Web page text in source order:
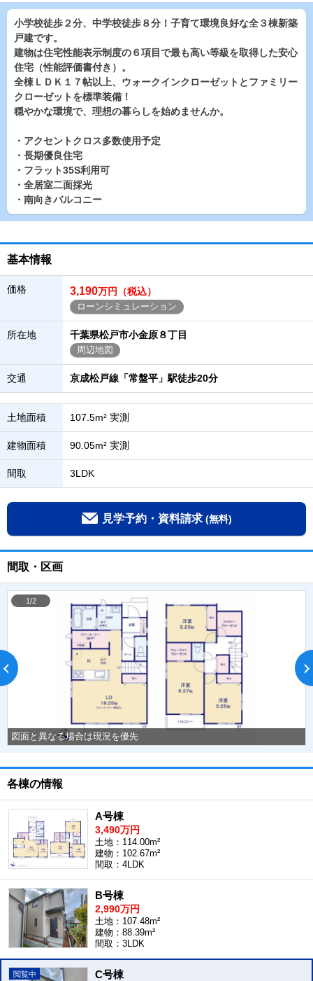
小学校徒歩２分、中学校徒歩８分！子育て環境良好な全３棟新築
戸建です。
建物は住宅性能表示制度の６項目で最も高い等級を取得した安心
住宅（性能評価書付き）。
全棟ＬＤＫ１７帖以上、ウォークインクローゼットとファミリー
クローゼットを標準装備！
穏やかな環境で、理想の暮らしを始めませんか。
・アクセントクロス多数使用予定
・長期優良住宅
・フラット35S利用可
・全居室二面採光
・南向きバルコニー
基本情報
価格 3,190万円（税込）
ローンシミュレーション
所在地 千葉県松戸市小金原８丁目
周辺地図
交通 京成松戸線「常盤平」駅徒歩20分
土地面積 107.5m² 実測
建物面積 90.05m² 実測
間取 3LDK
見学予約・資料請求 (無料)
間取・区画
図面と異なる場合は現況を優先
1/2
各棟の情報
A号棟
3,490万円
土地：114.00m²
建物：102.67m²
間取：4LDK
B号棟
2,990万円
土地：107.48m²
建物：88.39m²
間取：3LDK
C号棟